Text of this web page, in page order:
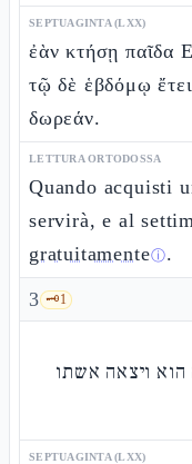
SEPTUAGINTA (LXX)
ἐὰν κτήσῃ παῖδα
τῷ δὲ ἑβδόμῳ
δωρεάν.
LETTURA ORTODOSSA
Quando acquisti
servirà, e al
gratuitamenteⓘ.
3 🗝️1
ויצאה אשתו
SEPTUAGINTA (LXX)